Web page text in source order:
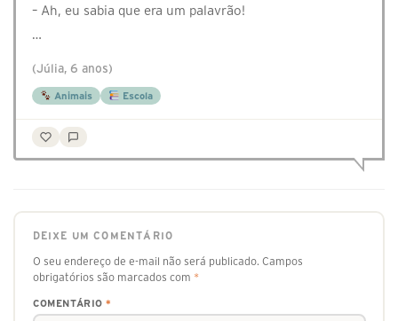
– Ah, eu sabia que era um palavrão!
…
(Júlia, 6 anos)
Animais Escola
DEIXE UM COMENTÁRIO
O seu endereço de e-mail não será publicado. Campos
obrigatórios são marcados com *
COMENTÁRIO *